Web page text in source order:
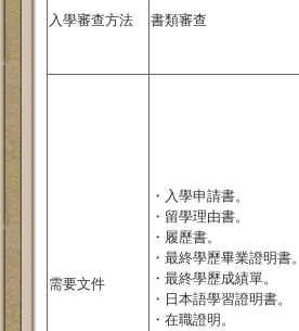
入學審查方法 書類審查
需要文件
・入學申請書。
・留學理由書。
・履歷書。
・最終學歷畢業證明書。
・最終學歷成績單。
・日本語學習證明書。
・在職證明。